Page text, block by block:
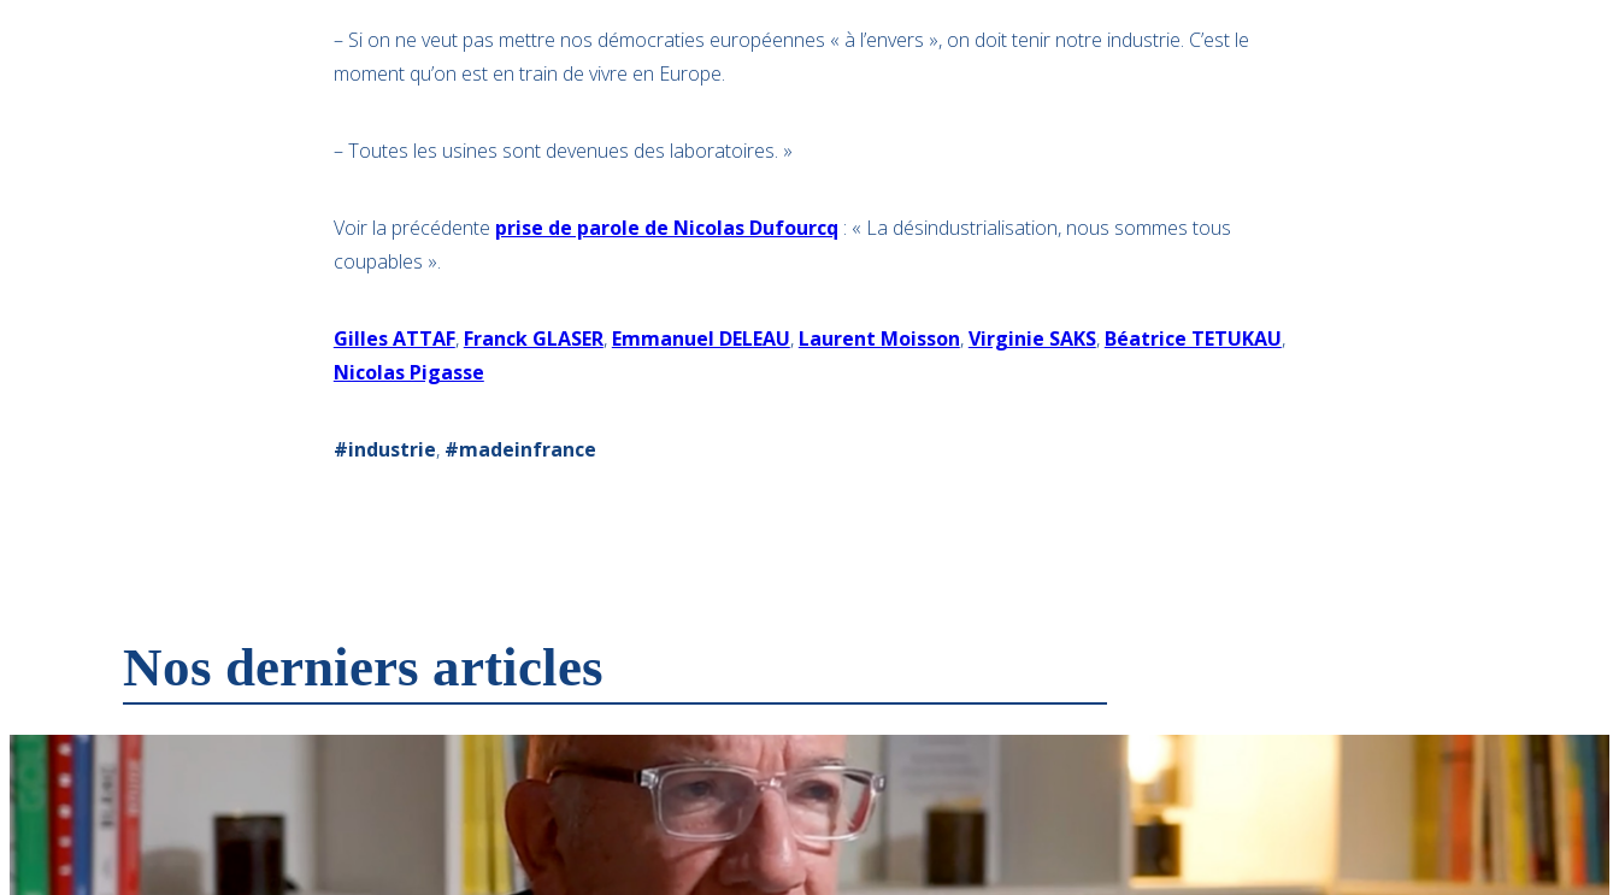
– Si on ne veut pas mettre nos démocraties européennes « à l’envers », on doit tenir notre industrie. C’est le
moment qu’on est en train de vivre en Europe.
– Toutes les usines sont devenues des laboratoires. »
Voir la précédente prise de parole de Nicolas Dufourcq : « La désindustrialisation, nous sommes tous
coupables ».
Gilles ATTAF, Franck GLASER, Emmanuel DELEAU, Laurent Moisson,Virginie SAKS, Béatrice TETUKAU,
Nicolas Pigasse
#industrie, #madeinfrance
Nos derniers articles